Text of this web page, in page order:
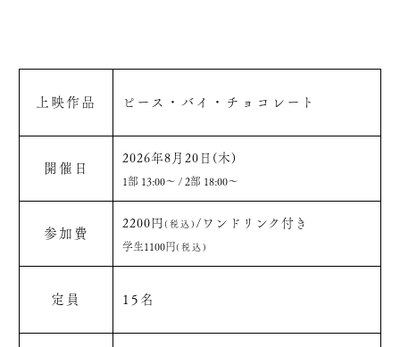
上映作品 ピース・バイ・チョコレート
開催日
2026年8月20日(木)
1部 13:00〜 / 2部 18:00〜
参加費
2200円(税込) /ワンドリンク付き
学生1100円(税込)
定員 15名